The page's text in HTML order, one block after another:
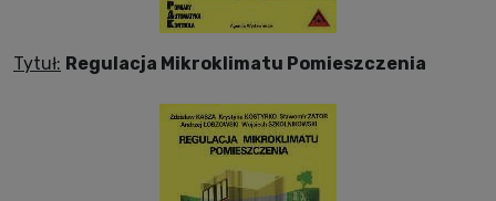
Tytuł: Regulacja Mikroklimatu Pomieszczenia